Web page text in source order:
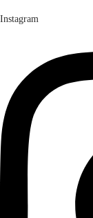
Instagram